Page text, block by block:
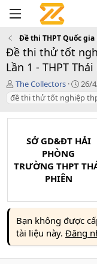
Đề thi THPT Quốc
Đề thi thử tốt
Lần 1 - THPT
T
á
c
The Collectors
C
r
e
i
o
d
e
26/
đề thi thử tốt nghiệp
SỞ GD&ĐT HẢI
PHÒNG
TRƯỜNG THPT
PHIÊN
Bạn không được
tài liệu này. Đăng